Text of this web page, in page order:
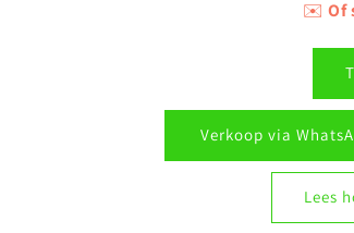
✉️Of
Verkoop via
Lees